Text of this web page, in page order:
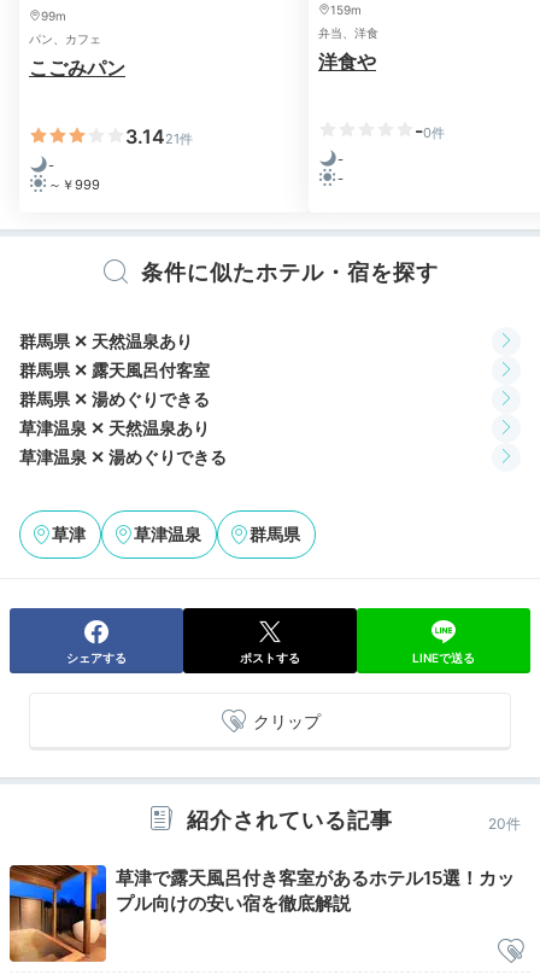
Night
21:00
部屋に戻ったあとは客室露天風呂でゆったり。湯上がり
後に少しおなかが空いたら、宿の名物「夜鳴きそば」を
どうぞ。休み処「旭月」でいただけますよ。
部屋でお酒を楽しみました！温泉後に食べられるアイス
キャンデーや夜鳴きそばもあります。
+1
99m
パン、カフェ
こごみパン
3.1421件
-
～￥999
159m
弁当、洋食
洋食や
-0件
-
-
条件に似たホテル・宿を探す
群馬県 ✕ 天然温泉あり
群馬県 ✕ 露天風呂付客室
群馬県 ✕ 湯めぐりできる
草津温泉 ✕ 天然温泉あり
草津温泉 ✕ 湯めぐりできる
草津 草津温泉 群馬県
シェアする ポストする LINEで送る
クリップ
紹介されている記事 20件
草津で露天風呂付き客室があるホテル15選！カッ
プル向けの安い宿を徹底解説